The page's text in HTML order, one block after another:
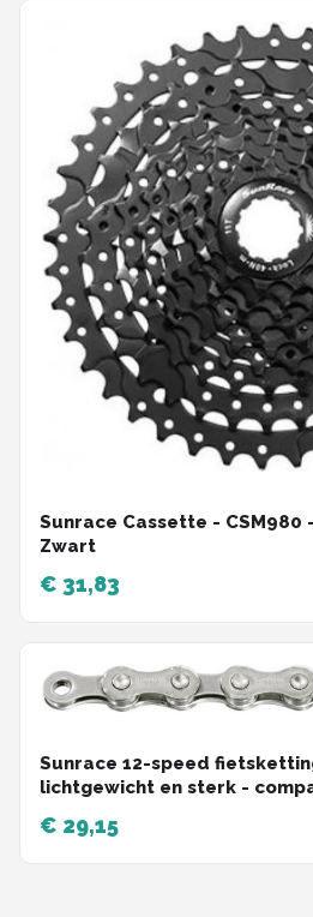
Sunrace Cassette - CSM980
Zwart
€ 31,83
Sunrace 12-speed
lichtgewicht en sterk -
€ 29,15